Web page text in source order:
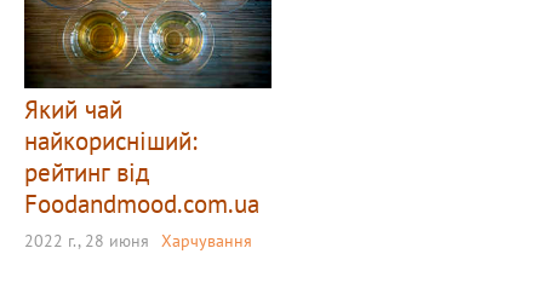
Який чай
найкорисніший:
рейтинг від
Foodandmood.com.ua
2022 г., 28 июня Харчування